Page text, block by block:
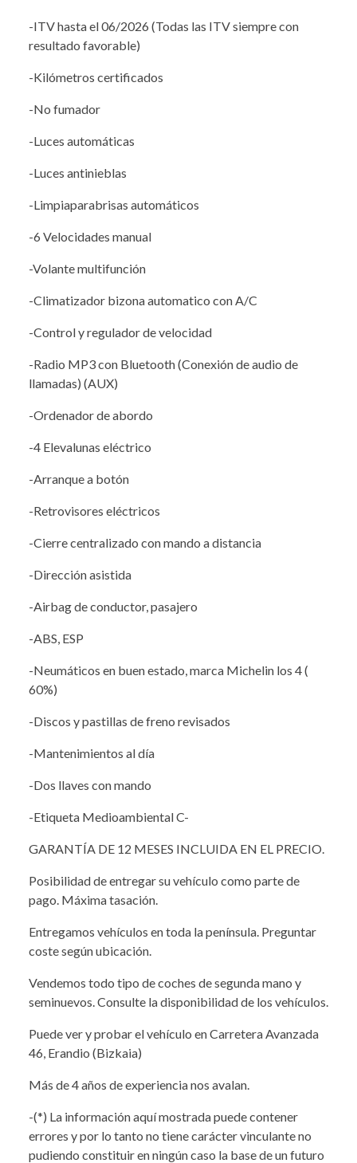
-ITV hasta el 06/2026 (Todas las ITV siempre con
resultado favorable)
-Kilómetros certificados
-No fumador
-Luces automáticas
-Luces antinieblas
-Limpiaparabrisas automáticos
-6 Velocidades manual
-Volante multifunción
-Climatizador bizona automatico con A/C
-Control y regulador de velocidad
-Radio MP3 con Bluetooth (Conexión de audio de
llamadas) (AUX)
-Ordenador de abordo
-4 Elevalunas eléctrico
-Arranque a botón
-Retrovisores eléctricos
-Cierre centralizado con mando a distancia
-Dirección asistida
-Airbag de conductor, pasajero
-ABS, ESP
-Neumáticos en buen estado, marca Michelin los 4 (
60%)
-Discos y pastillas de freno revisados
-Mantenimientos al día
-Dos llaves con mando
-Etiqueta Medioambiental C-
GARANTÍA DE 12 MESES INCLUIDA EN EL PRECIO.
Posibilidad de entregar su vehículo como parte de
pago. Máxima tasación.
Entregamos vehículos en toda la península. Preguntar
coste según ubicación.
Vendemos todo tipo de coches de segunda mano y
seminuevos. Consulte la disponibilidad de los vehículos.
Puede ver y probar el vehículo en Carretera Avanzada
46, Erandio (Bizkaia)
Más de 4 años de experiencia nos avalan.
-(*) La información aquí mostrada puede contener
errores y por lo tanto no tiene carácter vinculante no
pudiendo constituir en ningún caso la base de un futuro